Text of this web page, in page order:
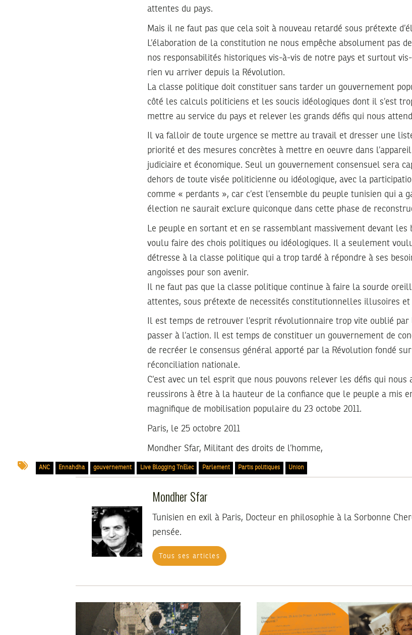
attentes du pays.
Mais il ne faut pas que cela soit à nouveau retardé sous prétexte
L’élaboration de la constitution ne nous empêche absolument pas
nos responsabilités historiques vis-à-vis de notre pays et surtout
rien vu arriver depuis la Révolution.
La classe politique doit constituer sans tarder un gouvernement
côté les calculs politiciens et les soucis idéologiques dont il s’est
mettre au service du pays et relever les grands défis qui nous
Il va falloir de toute urgence se mettre au travail et dresser une
priorité et des mesures concrètes à mettre en oeuvre dans
judiciaire et économique. Seul un gouvernement consensuel sera
dehors de toute visée politicienne ou idéologique, avec la
comme « perdants », car c’est l’ensemble du peuple tunisien qui a
élection ne saurait exclure quiconque dans cette phase de
Le peuple en sortant et en se rassemblant massivement devant les
voulu faire des chois politiques ou idéologiques. Il a seulement
détresse à la classe politique qui a trop tardé à répondre à ses
angoisses pour son avenir.
Il ne faut pas que la classe politique continue à faire la sourde
attentes, sous prétexte de necessités constitutionnelles illusoires
Il est temps de retrouver l’esprit révolutionnaire trop vite oublié
passer à l’action. Il est temps de constituer un gouvernement de
de recréer le consensus général apporté par la Révolution fondé
réconciliation nationale.
C’est avec un tel esprit que nous pouvons relever les défis qui nous
reussirons à être à la hauteur de la confiance que le peuple a mis
magnifique de mobilisation populaire du 23 octobe 2011.
Paris, le 25 octobre 2011
Mondher Sfar, Militant des droits de l’homme,
ANC Ennahdha gouvernement Live Blogging TnElec Parlement Partis politiques Union
Mondher Sfar
Tunisien en exil à Paris, Docteur en philosophie à la Sorbonne
pensée.
Tous ses articles